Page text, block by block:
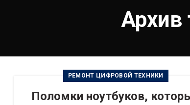
Архив
РЕМОНТ ЦИФРОВОЙ ТЕХНИКИ
Поломки ноутбуков,